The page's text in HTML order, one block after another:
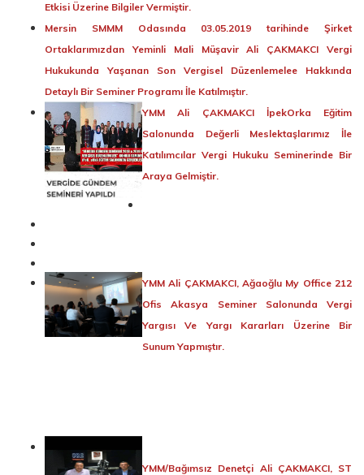
Etkisi Üzerine Bilgiler Vermiştir.
Mersin SMMM Odasında 03.05.2019 tarihinde Şirket
Ortaklarımızdan Yeminli Mali Müşavir Ali ÇAKMAKCI Vergi
Hukukunda Yaşanan Son Vergisel Düzenlemelee Hakkında
Detaylı Bir Seminer Programı İle Katılmıştır.
YMM Ali ÇAKMAKCI İpekOrka Eğitim
Salonunda Değerli Meslektaşlarımız İle
Katılımcılar Vergi Hukuku Seminerinde Bir
Araya Gelmiştir.
YMM Ali ÇAKMAKCI, Ağaoğlu My Office 212
Ofis Akasya Seminer Salonunda Vergi
Yargısı Ve Yargı Kararları Üzerine Bir
Sunum Yapmıştır.
YMM/Bağımsız Denetçi Ali ÇAKMAKCI, ST